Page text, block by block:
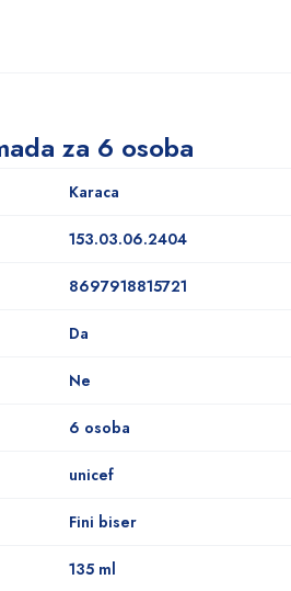
za 6 osoba
Karaca
153.03.06.2404
8697918815721
Da
Ne
6 osoba
unicef
Fini biser
135 ml